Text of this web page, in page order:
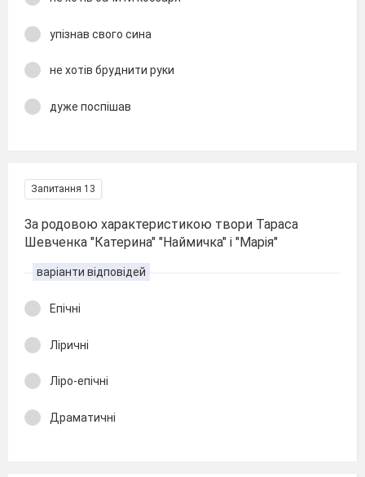
упізнав свого сина
не хотів бруднити руки
дуже поспішав
Запитання 13
За родовою характеристикою твори Тараса
Шевченка "Катерина" "Наймичка" і "Марія"
варіанти відповідей
Епічні
Ліричні
Ліро-епічні
Драматичні